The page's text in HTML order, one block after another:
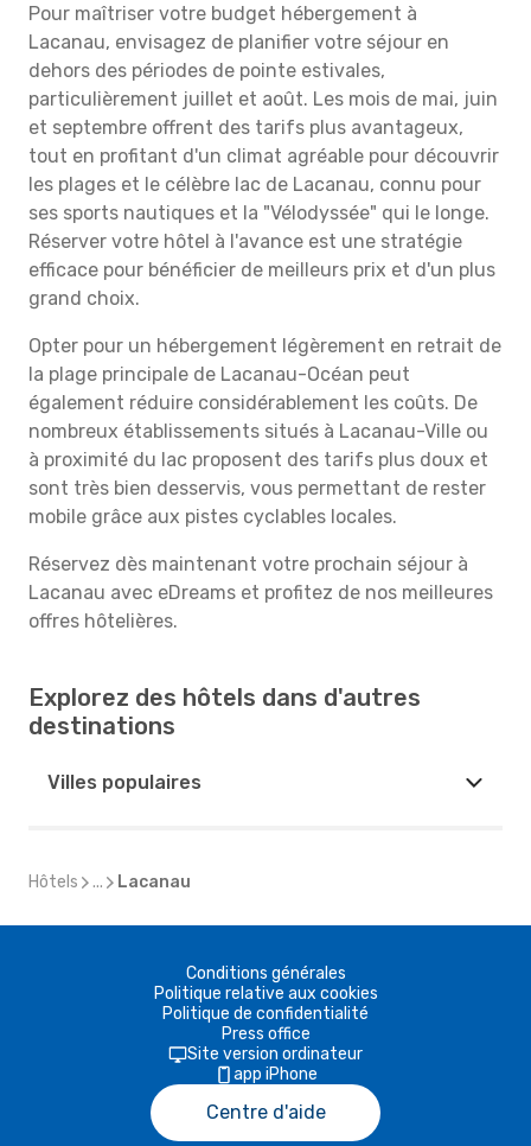
Pour maîtriser votre budget hébergement à
Lacanau, envisagez de planifier votre séjour en
dehors des périodes de pointe estivales,
particulièrement juillet et août. Les mois de mai, juin
et septembre offrent des tarifs plus avantageux,
tout en profitant d'un climat agréable pour découvrir
les plages et le célèbre lac de Lacanau, connu pour
ses sports nautiques et la "Vélodyssée" qui le longe.
Réserver votre hôtel à l'avance est une stratégie
efficace pour bénéficier de meilleurs prix et d'un plus
grand choix.
Opter pour un hébergement légèrement en retrait de
la plage principale de Lacanau-Océan peut
également réduire considérablement les coûts. De
nombreux établissements situés à Lacanau-Ville ou
à proximité du lac proposent des tarifs plus doux et
sont très bien desservis, vous permettant de rester
mobile grâce aux pistes cyclables locales.
Réservez dès maintenant votre prochain séjour à
Lacanau avec eDreams et profitez de nos meilleures
offres hôtelières.
Explorez des hôtels dans d'autres
destinations
Villes populaires
Hôtels ... Lacanau
Conditions générales
Politique relative aux cookies
Politique de confidentialité
Press office
Site version ordinateur
app iPhone
Centre d'aide